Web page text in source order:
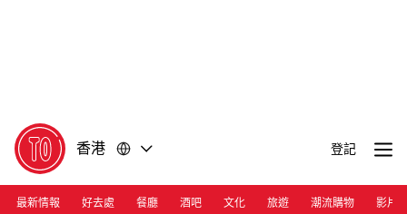
香港 登記
最新情報 好去處 餐廳 酒吧 文化 旅遊 潮流購物 影片